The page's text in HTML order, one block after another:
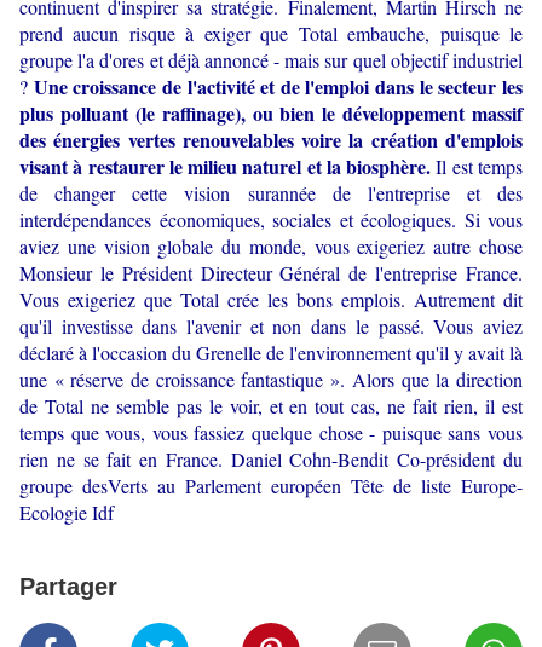
continuent d'inspirer sa stratégie. Finalement, Martin Hirsch ne
prend aucun risque à exiger que Total embauche, puisque le
groupe l'a d'ores et déjà annoncé - mais sur quel objectif industriel
? Une croissance de l'activité et de l'emploi dans le secteur les
plus polluant (le raffinage), ou bien le développement massif
des énergies vertes renouvelables voire la création d'emplois
visant à restaurer le milieu naturel et la biosphère.Il est temps
de changer cette vision surannée de l'entreprise et des
interdépendances économiques, sociales et écologiques. Si vous
aviez une vision globale du monde, vous exigeriez autre chose
Monsieur le Président Directeur Général de l'entreprise France.
Vous exigeriez que Total crée les bons emplois. Autrement dit
qu'il investisse dans l'avenir et non dans le passé. Vous aviez
déclaré à l'occasion du Grenelle de l'environnement qu'il y avait là
une « réserve de croissance fantastique ». Alors que la direction
de Total ne semble pas le voir, et en tout cas, ne fait rien, il est
temps que vous, vous fassiez quelque chose - puisque sans vous
rien ne se fait en France. Daniel Cohn-Bendit Co-président du
groupe desVerts au Parlement européen Tête de liste Europe-
Ecologie Idf
Partager